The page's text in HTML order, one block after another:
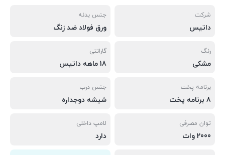
شرکت
داتیس
جنس بدنه
ورق فولاد ضد زنگ
رنگ
مشکی
گارانتی
18 ماهه داتیس
برنامه پخت
8 برنامه پخت
جنس درب
شیشه دوجداره
توان مصرفی
2000 وات
لامپ داخلی
دارد